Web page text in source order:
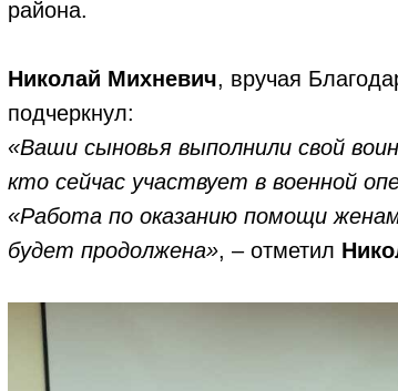
района.
Николай Михневич, вручая
подчеркнул:
«Ваши сыновья выполнили свой
кто сейчас участвует в военной
«Работа по оказанию помощи
будет продолжена», – отметил